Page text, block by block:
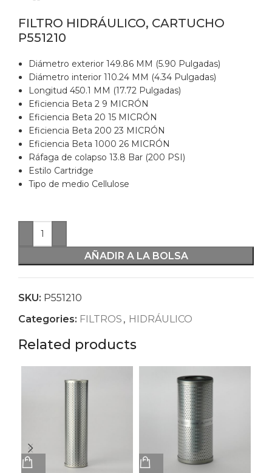
FILTRO HIDRÁULICO, CARTUCHO
P551210
Diámetro exterior 149.86 MM (5.90 Pulgadas)
Diámetro interior 110.24 MM (4.34 Pulgadas)
Longitud 450.1 MM (17.72 Pulgadas)
Eficiencia Beta 2 9 MICRÓN
Eficiencia Beta 20 15 MICRÓN
Eficiencia Beta 200 23 MICRÓN
Eficiencia Beta 1000 26 MICRÓN
Ráfaga de colapso 13.8 Bar (200 PSI)
Estilo Cartridge
Tipo de medio Cellulose
AÑADIR A LA BOLSA
SKU: P551210
Categories: FILTROS , HIDRÁULICO
Related products